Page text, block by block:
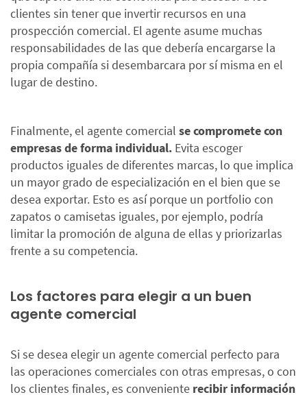
clientes sin tener que invertir recursos en una
prospección comercial. El agente asume muchas
responsabilidades de las que debería encargarse la
propia compañía si desembarcara por sí misma en el
lugar de destino.
Finalmente, el agente comercial se compromete con
empresas de forma individual. Evita escoger
productos iguales de diferentes marcas, lo que implica
un mayor grado de especialización en el bien que se
desea exportar. Esto es así porque un portfolio con
zapatos o camisetas iguales, por ejemplo, podría
limitar la promoción de alguna de ellas y priorizarlas
frente a su competencia.
Los factores para elegir a un buen
agente comercial
Si se desea elegir un agente comercial perfecto para
las operaciones comerciales con otras empresas, o con
los clientes finales, es conveniente recibir información